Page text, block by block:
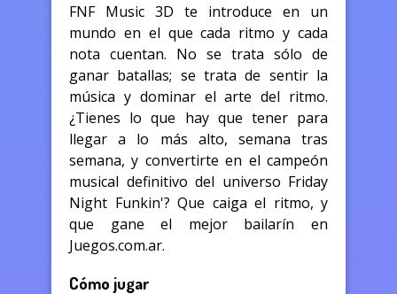
FNF Music 3D te introduce en un
mundo en el que cada ritmo y cada
nota cuentan. No se trata sólo de
ganar batallas; se trata de sentir la
música y dominar el arte del ritmo.
¿Tienes lo que hay que tener para
llegar a lo más alto, semana tras
semana, y convertirte en el campeón
musical definitivo del universo Friday
Night Funkin'? Que caiga el ritmo, y
que gane el mejor bailarín en
Juegos.com.ar.
Cómo jugar